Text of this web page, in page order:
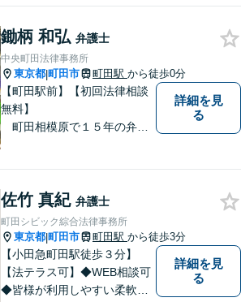
鋤柄 和弘 弁護士
中央町田法律事務所
東京都|町田市 町田駅 から徒歩0分
【町田駅前】【初回法律相談
無料】
町田相模原で１５年の弁護
判所より司法委員（裁判官に
協力して事件解決を図る補佐
職）に選任されております。
詳細を見
る
佐竹 真紀 弁護士
町田シビック綜合法律事務所
東京都|町田市 町田駅 から徒歩3分
【小田急町田駅徒歩３分】
【法テラス可】◆WEB相談可
◆皆様が利用しやすい柔軟な
詳細を見
る